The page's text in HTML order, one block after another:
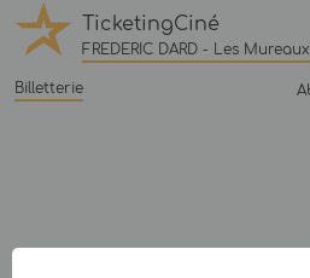
TicketingCiné
FREDERIC DARD - Les Mureaux
Billetterie